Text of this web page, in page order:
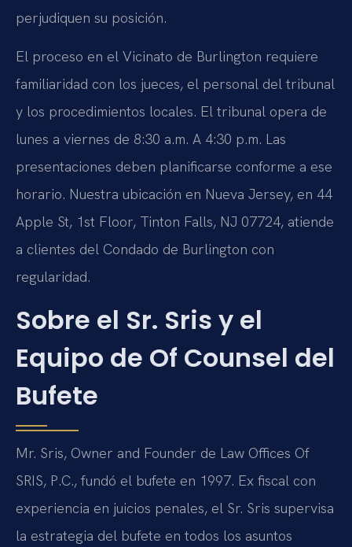
perjudiquen su posición.
El proceso en el Vicinato de Burlington requiere
familiaridad con los jueces, el personal del tribunal
y los procedimientos locales. El tribunal opera de
lunes a viernes de 8:30 a.m. A 4:30 p.m. Las
presentaciones deben planificarse conforme a ese
horario. Nuestra ubicación en Nueva Jersey, en 44
Apple St, 1st Floor, Tinton Falls, NJ 07724, atiende
a clientes del Condado de Burlington con
regularidad.
Sobre el Sr. Sris y el
Equipo de Of Counsel del
Bufete
Mr. Sris, Owner and Founder de Law Offices Of
SRIS, P.C., fundó el bufete en 1997. Ex fiscal con
experiencia en juicios penales, el Sr. Sris supervisa
la estrategia del bufete en todos los asuntos